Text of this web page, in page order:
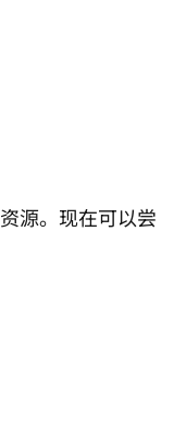
源。现在可以尝